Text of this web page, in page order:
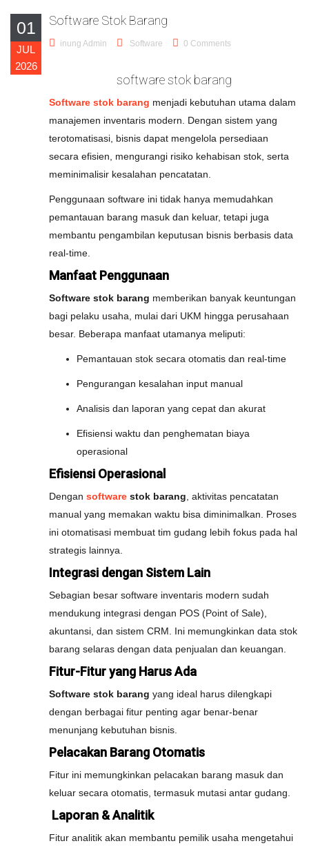
01
JUL
2026
Software Stok Barang
inung Admin Software 0 Comments
software stok barang
Software stok barang menjadi kebutuhan utama dalam
manajemen inventaris modern. Dengan sistem yang
terotomatisasi, bisnis dapat mengelola persediaan
secara efisien, mengurangi risiko kehabisan stok, serta
meminimalisir kesalahan pencatatan.
Penggunaan software ini tidak hanya memudahkan
pemantauan barang masuk dan keluar, tetapi juga
membantu pengambilan keputusan bisnis berbasis data
real-time.
Manfaat Penggunaan
Software stok barang memberikan banyak keuntungan
bagi pelaku usaha, mulai dari UKM hingga perusahaan
besar. Beberapa manfaat utamanya meliputi:
Pemantauan stok secara otomatis dan real-time
Pengurangan kesalahan input manual
Analisis dan laporan yang cepat dan akurat
Efisiensi waktu dan penghematan biaya
operasional
Efisiensi Operasional
Dengan software stok barang , aktivitas pencatatan
manual yang memakan waktu bisa diminimalkan. Proses
ini otomatisasi membuat tim gudang lebih fokus pada hal
strategis lainnya.
Integrasi dengan Sistem Lain
Sebagian besar software inventaris modern sudah
mendukung integrasi dengan POS (Point of Sale),
akuntansi, dan sistem CRM. Ini memungkinkan data stok
barang selaras dengan data penjualan dan keuangan.
Fitur-Fitur yang Harus Ada
Software stok barang yang ideal harus dilengkapi
dengan berbagai fitur penting agar benar-benar
menunjang kebutuhan bisnis.
Pelacakan Barang Otomatis
Fitur ini memungkinkan pelacakan barang masuk dan
keluar secara otomatis, termasuk mutasi antar gudang.
Laporan & Analitik
Fitur analitik akan membantu pemilik usaha mengetahui